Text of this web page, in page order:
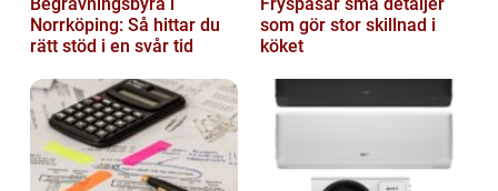
Norrköping: Så hittar du
rätt stöd i en svår tid
som gör stor skillnad i
köket